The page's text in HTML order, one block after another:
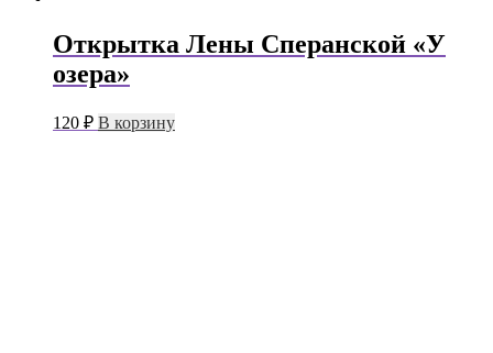
Открытка Лены Сперанской «У
озера»
120 ₽ В корзину